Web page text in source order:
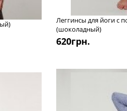
Леггинсы для йоги с
(шоколадный)
620грн.